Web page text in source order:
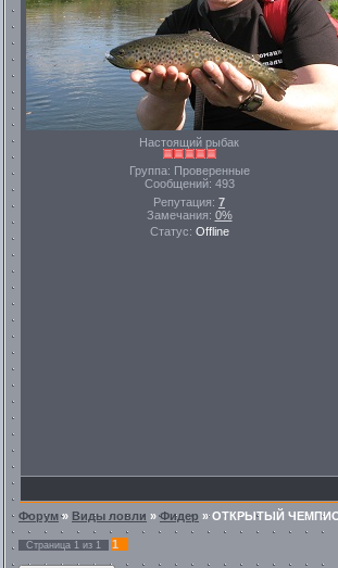
Настоящий рыбак
Группа: Проверенные
Сообщений: 493
Репутация: 7
Замечания: 0%
Статус: Offline
Форум» Виды ловли »Фидер »ОТКРЫТЫЙ
Страница 1 из 1 1